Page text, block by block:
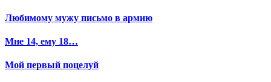
Любимому мужу письмо в армию
Мне 14, ему 18…
Мой первый поцелуй